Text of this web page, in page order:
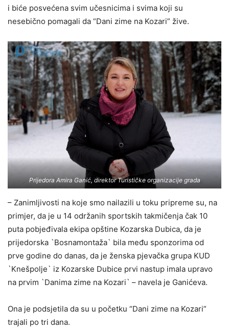
i biće posvećena svim učesnicima i svima koji su
nesebično pomagali da “Dani zime na Kozari” žive.
Prijedora Amira Ganić, direktor Turističke organizacije grada
– Zanimljivosti na koje smo nailazili u toku pripreme su, na
primjer, da je u 14 održanih sportskih takmičenja čak 10
puta pobjeđivala ekipa opštine Kozarska Dubica, da je
prijedorska `Bosnamontaža` bila među sponzorima od
prve godine do danas, da je ženska pjevačka grupa KUD
`Knešpolje` iz Kozarske Dubice prvi nastup imala upravo
na prvim `Danima zime na Kozari` – navela je Ganićeva.
Ona je podsjetila da su u početku “Dani zime na Kozari”
trajali po tri dana.